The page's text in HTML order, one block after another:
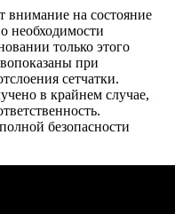
внимание на состояние
необходимости
только этого
при
сетчатки.
в крайнем случае,
безопасности